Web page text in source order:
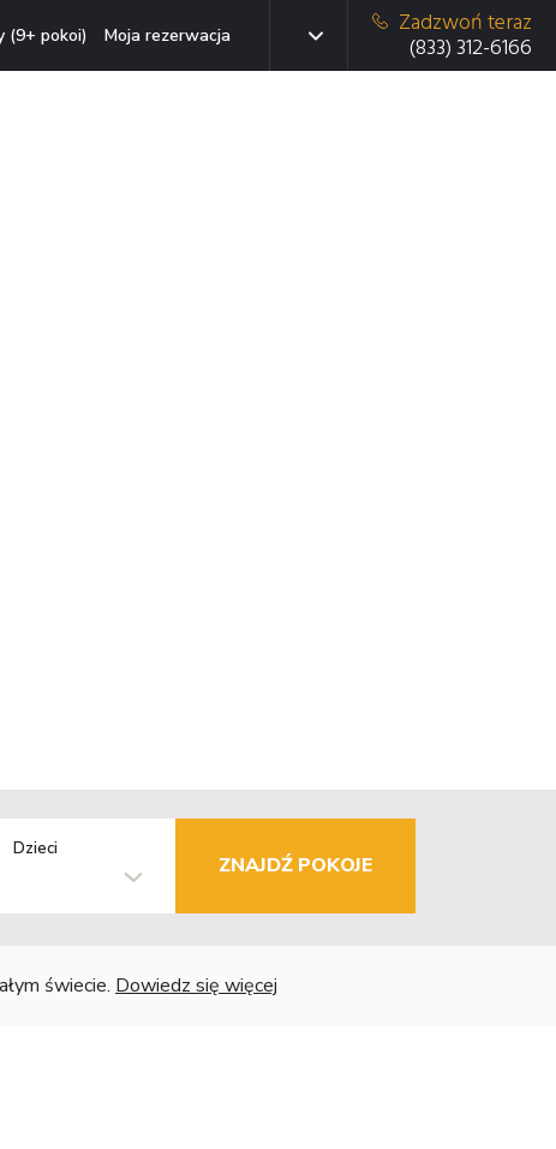
(9+ pokoi) Moja rezerwacja
Zadzwoń teraz
(833) 312-6166
Dzieci
ZNAJDŹ POKOJE
świecie. Dowiedz się więcej